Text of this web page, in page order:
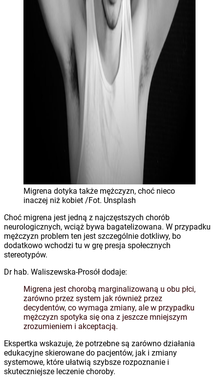
Migrena dotyka także mężczyzn, choć nieco
inaczej niż kobiet /Fot. Unsplash
Choć migrena jest jedną z najczęstszych chorób
neurologicznych, wciąż bywa bagatelizowana. W przypadku
mężczyzn problem ten jest szczególnie dotkliwy, bo
dodatkowo wchodzi tu w grę presja społecznych
stereotypów.
Dr hab. Waliszewska-Prosół dodaje:
Migrena jest chorobą marginalizowaną u obu płci,
zarówno przez system jak również przez
decydentów, co wymaga zmiany, ale w przypadku
mężczyzn spotyka się ona z jeszcze mniejszym
zrozumieniem i akceptacją.
Ekspertka wskazuje, że potrzebne są zarówno działania
edukacyjne skierowane do pacjentów, jak i zmiany
systemowe, które ułatwią szybsze rozpoznanie i
skuteczniejsze leczenie choroby.